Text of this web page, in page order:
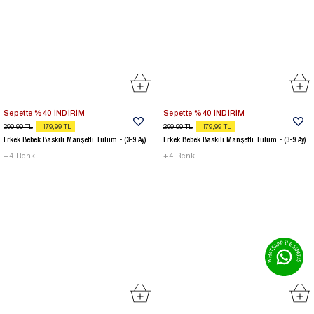
Sepette %40 İNDİRİM
179,99 TL
299,99 TL
+4 Renk
Erkek Bebek Baskılı Manşetli Tulum - (3-9 Ay)
Sepette %40 İNDİRİM
179,99 TL
299,99 TL
+4 Renk
Erkek Bebek Baskılı Manşetli Tulum - (3-9 Ay)